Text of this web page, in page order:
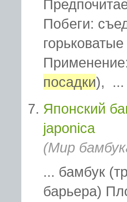
Побеги:
посадки), ...
Японский
japonica
(Мир
... бамбук
барьера)